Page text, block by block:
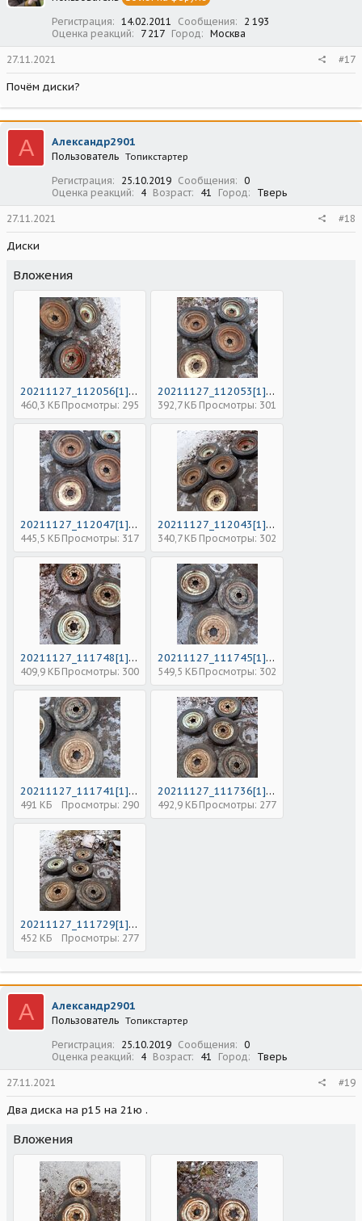
Регистрация 14.02.2011 Сообщения
2 193
Оценка реакций
7 217 Город Москва
27.11.2021 #17
Почём диски?
А Александр2901
Пользователь Топикстартер
Регистрация 25.10.2019 Сообщения
0
Оценка реакций
4 Возраст 41 Город Тверь
27.11.2021 #18
Диски
Вложения
20211127_112056[1].jpg
460,3 КБ Просмотры: 295
20211127_112053[1].jpg
392,7 КБ Просмотры: 301
20211127_112047[1].jpg
445,5 КБ Просмотры: 317
20211127_112043[1].jpg
340,7 КБ Просмотры: 302
20211127_111748[1].jpg
409,9 КБ Просмотры: 300
20211127_111745[1].jpg
549,5 КБ Просмотры: 302
20211127_111741[1].jpg
491 КБ Просмотры: 290
20211127_111736[1].jpg
492,9 КБ Просмотры: 277
20211127_111729[1].jpg
452 КБ Просмотры: 277
А Александр2901
Пользователь Топикстартер
Регистрация 25.10.2019 Сообщения
0
Оценка реакций
4 Возраст 41 Город Тверь
27.11.2021 #19
Два диска на р15 на 21ю .
Вложения